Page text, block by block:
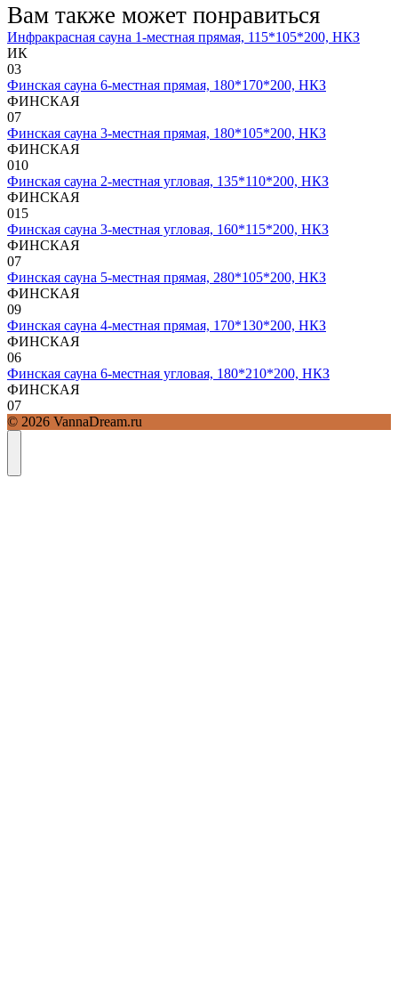
Вам также может понравиться
Инфракрасная сауна 1-местная прямая, 115*105*200, НКЗ
ИК
03
Финская сауна 6-местная прямая, 180*170*200, НКЗ
ФИНСКАЯ
07
Финская сауна 3-местная прямая, 180*105*200, НКЗ
ФИНСКАЯ
010
Финская сауна 2-местная угловая, 135*110*200, НКЗ
ФИНСКАЯ
015
Финская сауна 3-местная угловая, 160*115*200, НКЗ
ФИНСКАЯ
07
Финская сауна 5-местная прямая, 280*105*200, НКЗ
ФИНСКАЯ
09
Финская сауна 4-местная прямая, 170*130*200, НКЗ
ФИНСКАЯ
06
Финская сауна 6-местная угловая, 180*210*200, НКЗ
ФИНСКАЯ
07
© 2026 VannaDream.ru